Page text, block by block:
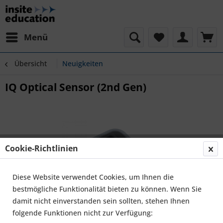
Menü
Übersicht Neuigkeiten
IQ Optical Sensor (2nd Gen)
Cookie-Richtlinien
Diese Website verwendet Cookies, um Ihnen die
bestmögliche Funktionalität bieten zu können. Wenn Sie
damit nicht einverstanden sein sollten, stehen Ihnen
folgende Funktionen nicht zur Verfügung: